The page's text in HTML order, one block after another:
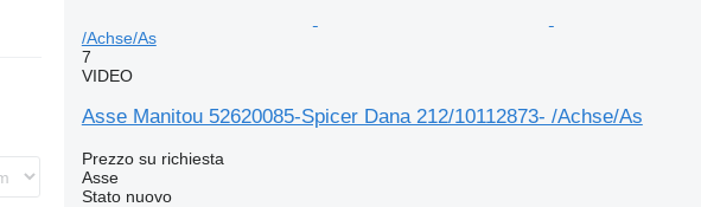
/Achse/As
7
VIDEO
Asse Manitou 52620085-Spicer Dana 212/10112873- /Achse/As
Prezzo su richiesta
Asse
Statonuovo